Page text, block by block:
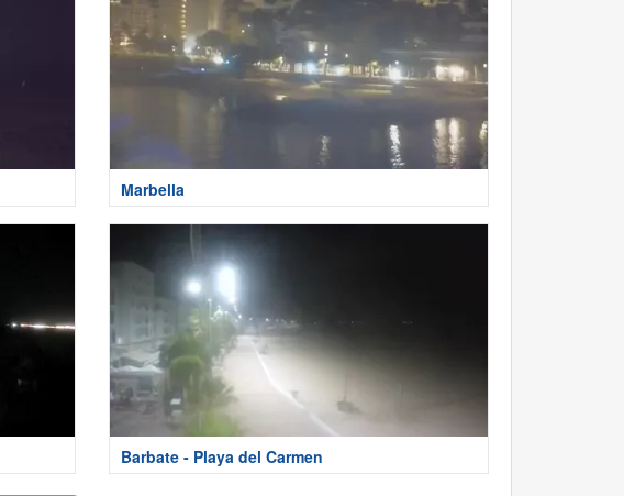
Marbella
Barbate - Playa del Carmen